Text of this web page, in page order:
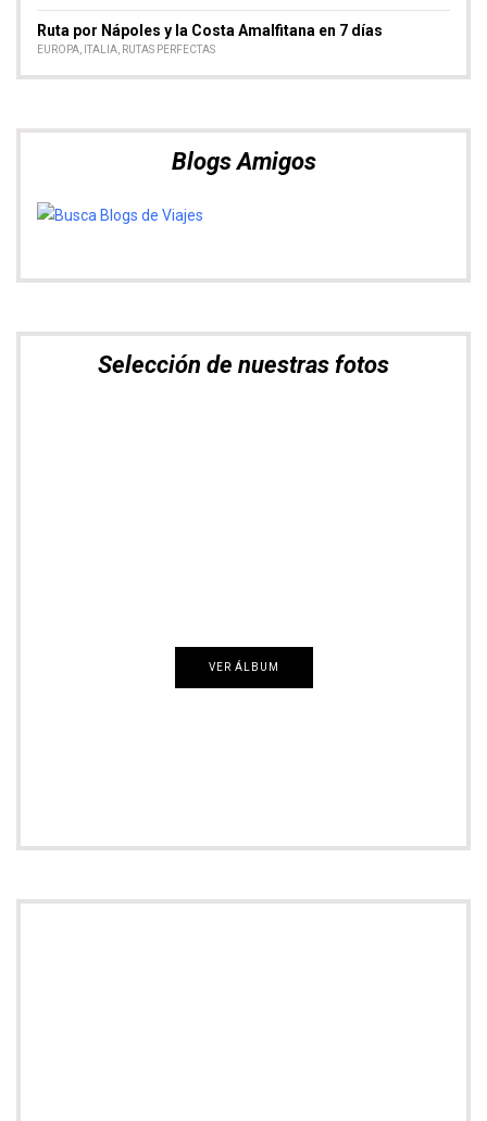
Ruta por Nápoles y la Costa Amalfitana en 7 días
EUROPA ITALIA RUTAS PERFECTAS
Blogs Amigos
Selección de nuestras fotos
VER ÁLBUM